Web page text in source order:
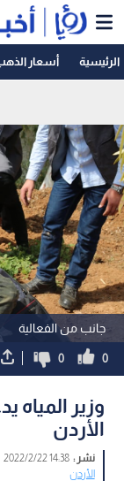
الرئيسية أسعار
جانب من الفعالية
0
0
وزير المياه
الأردن
نشر :14:38 2022/2/22
الأردن